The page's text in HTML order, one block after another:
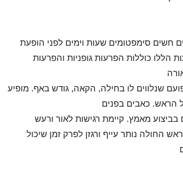
מהחולים חשים סימפטומים שעות וימים לפני הופעת
הללו כוללות הפרעות גופניות והפרעות
שנלווים לו בחילה, הקאה, גודש באף. מופיע
הראש. כאבים בפנים
מאמץ. קיימת רגישות לאור ורעש
החולה נותר עייף ורגזן לפרק זמן שיכול